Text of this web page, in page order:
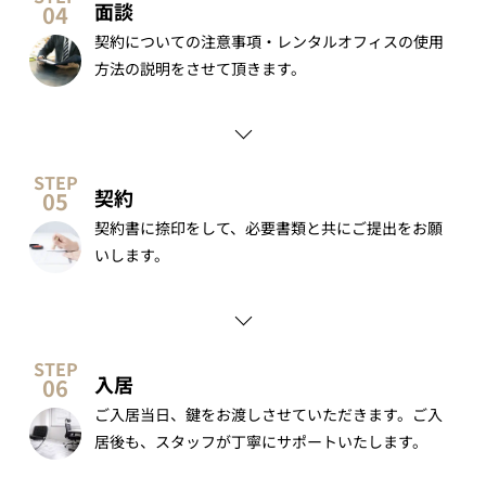
面談
契約についての注意事項・レンタルオフィスの使用
方法の説明をさせて頂きます。
契約
契約書に捺印をして、必要書類と共にご提出をお願
いします。
入居
ご入居当日、鍵をお渡しさせていただきます。ご入
居後も、スタッフが丁寧にサポートいたします。